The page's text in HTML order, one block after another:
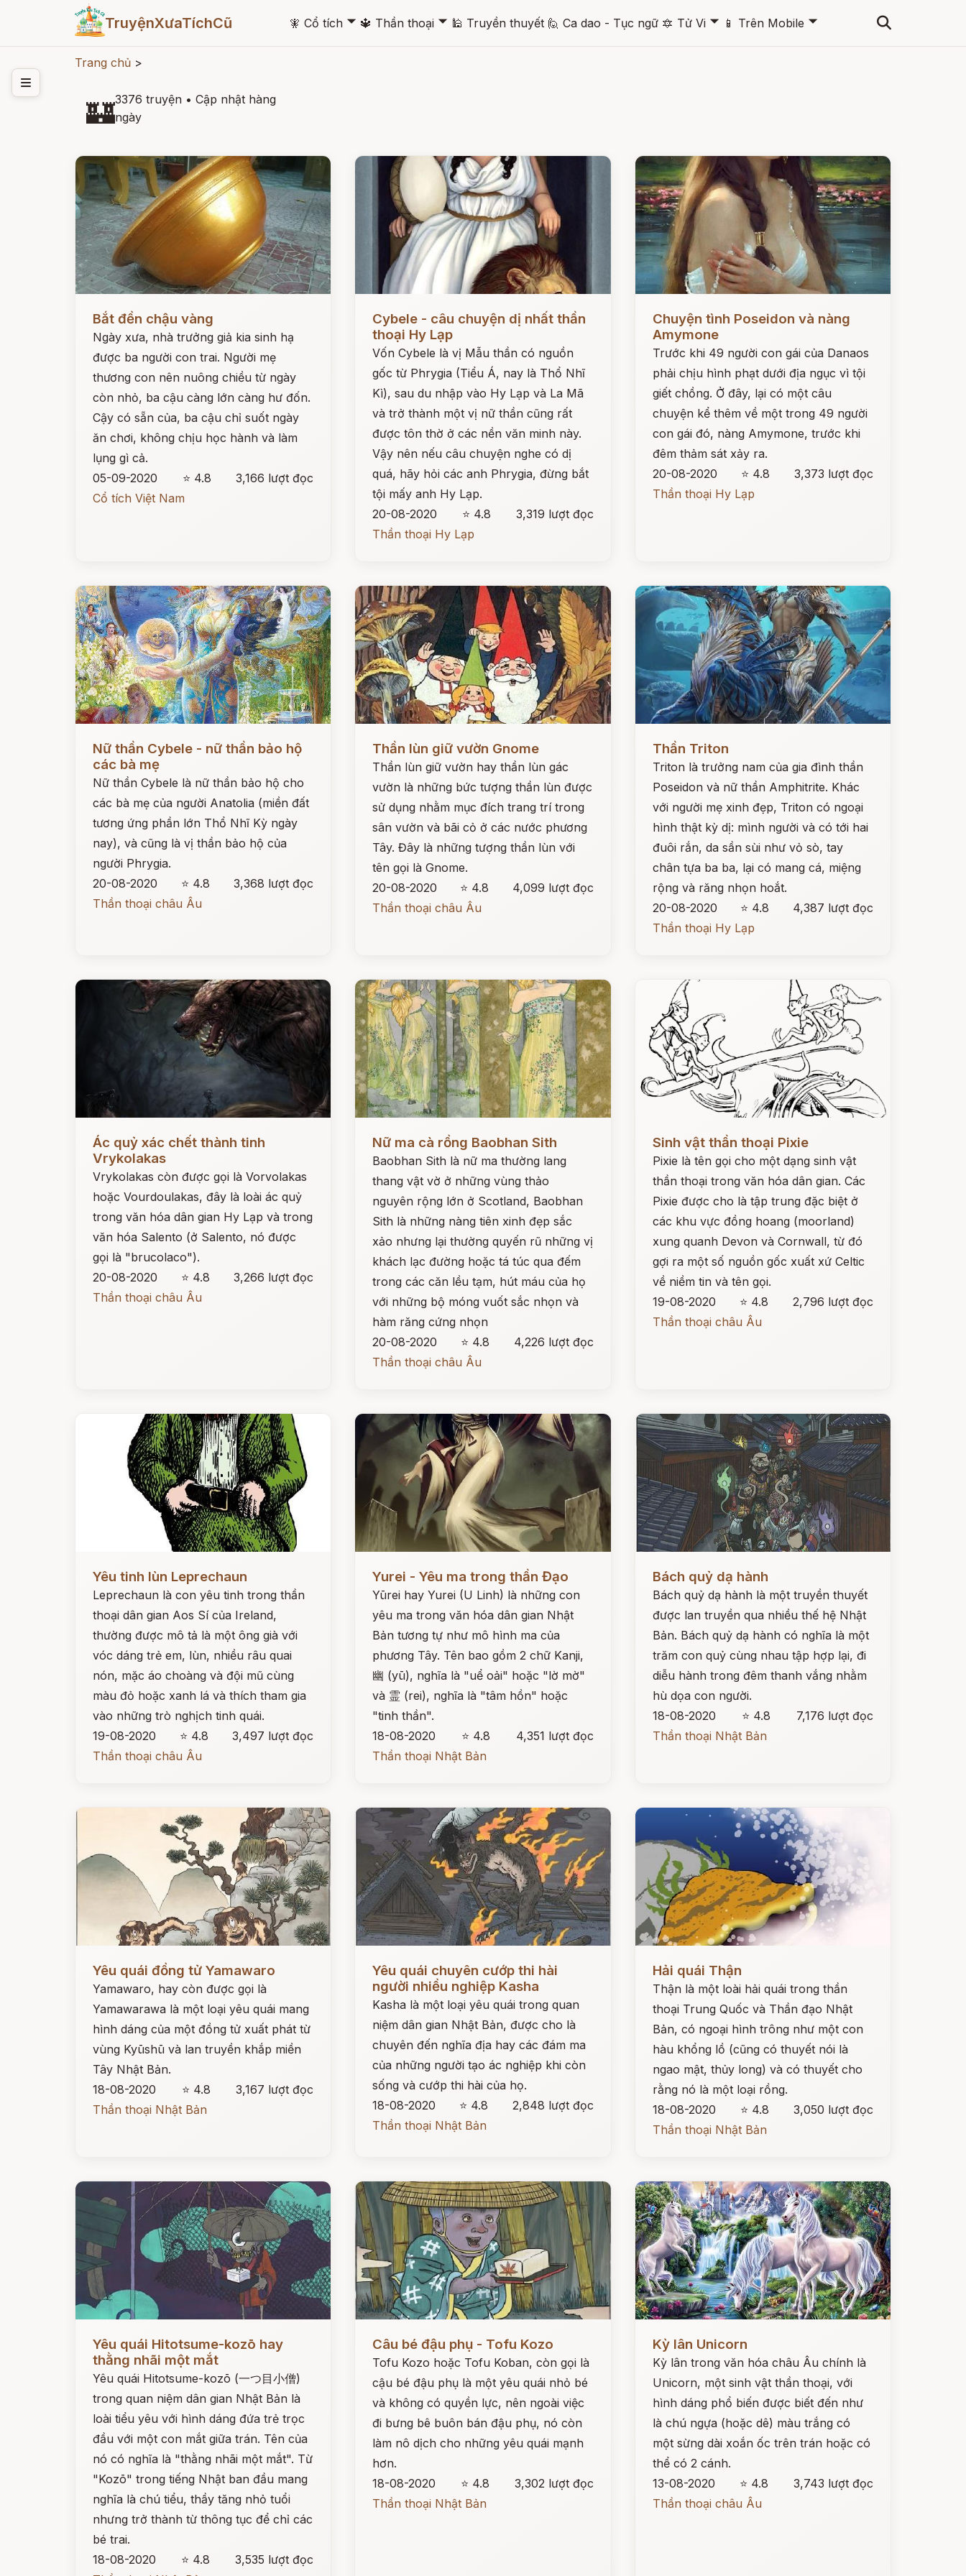
TruyệnXưaTíchCũ 🧚 Cổ tích 🞃 🔱 Thần thoại 🞃 🕌 Truyền thuyết 🙋 Ca dao - Tục ngữ 🔯 Tử Vi 🞃 📱 Trên Mobile 🞃
Trang chủ >
🏰3376 truyện • Cập nhật hàng
ngày
Đọc ngay
Bắt đền chậu vàng
Ngày xưa, nhà trưởng giả kia sinh hạ
được ba người con trai. Người mẹ
thương con nên nuông chiều từ ngày
còn nhỏ, ba cậu càng lớn càng hư đốn.
Cậy có sẵn của, ba cậu chỉ suốt ngày
ăn chơi, không chịu học hành và làm
lụng gì cả.
05-09-2020
⭐ 4.8
3,166 lượt đọc
Cổ tích Việt Nam
Cybele - câu chuyện dị nhất thần
thoại Hy Lạp
Vốn Cybele là vị Mẫu thần có nguồn
gốc từ Phrygia (Tiểu Á, nay là Thổ Nhĩ
Kì), sau du nhập vào Hy Lạp và La Mã
và trở thành một vị nữ thần cũng rất
được tôn thờ ở các nền văn minh này.
Vậy nên nếu câu chuyện nghe có dị
quá, hãy hỏi các anh Phrygia, đừng bắt
tội mấy anh Hy Lạp.
20-08-2020
⭐ 4.8
3,319 lượt đọc
Thần thoại Hy Lạp
Chuyện tình Poseidon và nàng
Amymone
Trước khi 49 người con gái của Danaos
phải chịu hình phạt dưới địa ngục vì tội
giết chồng. Ở đây, lại có một câu
chuyện kể thêm về một trong 49 người
con gái đó, nàng Amymone, trước khi
đêm thảm sát xảy ra.
20-08-2020
⭐ 4.8
3,373 lượt đọc
Thần thoại Hy Lạp
Nữ thần Cybele - nữ thần bảo hộ
các bà mẹ
Nữ thần Cybele là nữ thần bảo hộ cho
các bà mẹ của người Anatolia (miền đất
tương ứng phần lớn Thổ Nhĩ Kỳ ngày
nay), và cũng là vị thần bảo hộ của
người Phrygia.
20-08-2020
⭐ 4.8
3,368 lượt đọc
Thần thoại châu Âu
Đọc ngay
Thần lùn giữ vườn Gnome
Thần lùn giữ vườn hay thần lùn gác
vườn là những bức tượng thần lùn được
sử dụng nhằm mục đích trang trí trong
sân vườn và bãi cỏ ở các nước phương
Tây. Đây là những tượng thần lùn với
tên gọi là Gnome.
20-08-2020
⭐ 4.8
4,099 lượt đọc
Thần thoại châu Âu
Đọc ngay
Thần Triton
Triton là trưởng nam của gia đình thần
Poseidon và nữ thần Amphitrite. Khác
với người mẹ xinh đẹp, Triton có ngoại
hình thật kỳ dị: mình người và có tới hai
đuôi rắn, da sần sùi như vỏ sò, tay
chân tựa ba ba, lại có mang cá, miệng
rộng và răng nhọn hoắt.
20-08-2020
⭐ 4.8
4,387 lượt đọc
Thần thoại Hy Lạp
Đọc ngay
Ác quỷ xác chết thành tinh
Vrykolakas
Vrykolakas còn được gọi là Vorvolakas
hoặc Vourdoulakas, đây là loài ác quỷ
trong văn hóa dân gian Hy Lạp và trong
văn hóa Salento (ở Salento, nó được
gọi là "brucolaco").
20-08-2020
⭐ 4.8
3,266 lượt đọc
Thần thoại châu Âu
Nữ ma cà rồng Baobhan Sith
Baobhan Sith là nữ ma thường lang
thang vật vờ ở những vùng thảo
nguyên rộng lớn ở Scotland, Baobhan
Sith là những nàng tiên xinh đẹp sắc
xảo nhưng lại thường quyến rũ những vị
khách lạc đường hoặc tá túc qua đếm
trong các căn lều tạm, hút máu của họ
với những bộ móng vuốt sắc nhọn và
hàm răng cứng nhọn
20-08-2020
⭐ 4.8
4,226 lượt đọc
Thần thoại châu Âu
Sinh vật thần thoại Pixie
Pixie là tên gọi cho một dạng sinh vật
thần thoại trong văn hóa dân gian. Các
Pixie được cho là tập trung đặc biệt ở
các khu vực đồng hoang (moorland)
xung quanh Devon và Cornwall, từ đó
gợi ra một số nguồn gốc xuất xứ Celtic
về niềm tin và tên gọi.
19-08-2020
⭐ 4.8
2,796 lượt đọc
Thần thoại châu Âu
Yêu tinh lùn Leprechaun
Leprechaun là con yêu tinh trong thần
thoại dân gian Aos Sí của Ireland,
thường được mô tả là một ông già với
vóc dáng trẻ em, lùn, nhiều râu quai
nón, mặc áo choàng và đội mũ cùng
màu đỏ hoặc xanh lá và thích tham gia
vào những trò nghịch tinh quái.
19-08-2020
⭐ 4.8
3,497 lượt đọc
Thần thoại châu Âu
Yurei - Yêu ma trong thần Đạo
Yūrei hay Yurei (U Linh) là những con
yêu ma trong văn hóa dân gian Nhật
Bản tương tự như mô hình ma của
phương Tây. Tên bao gồm 2 chữ Kanji,
幽 (yū), nghĩa là "uể oải" hoặc "lờ mờ"
và 霊 (rei), nghĩa là "tâm hồn" hoặc
"tinh thần".
18-08-2020
⭐ 4.8
4,351 lượt đọc
Thần thoại Nhật Bản
Bách quỷ dạ hành
Bách quỷ dạ hành là một truyền thuyết
được lan truyền qua nhiều thế hệ Nhật
Bản. Bách quỷ dạ hành có nghĩa là một
trăm con quỷ cùng nhau tập hợp lại, đi
diễu hành trong đêm thanh vắng nhằm
hù dọa con người.
18-08-2020
⭐ 4.8
7,176 lượt đọc
Thần thoại Nhật Bản
Yêu quái đồng tử Yamawaro
Yamawaro, hay còn được gọi là
Yamawarawa là một loại yêu quái mang
hình dáng của một đồng tử xuất phát từ
vùng Kyūshū và lan truyền khắp miền
Tây Nhật Bản.
18-08-2020
⭐ 4.8
3,167 lượt đọc
Thần thoại Nhật Bản
Yêu quái chuyên cướp thi hài
người nhiều nghiệp Kasha
Kasha là một loại yêu quái trong quan
niệm dân gian Nhật Bản, được cho là
chuyên đến nghĩa địa hay các đám ma
của những người tạo ác nghiệp khi còn
sống và cướp thi hài của họ.
18-08-2020
⭐ 4.8
2,848 lượt đọc
Thần thoại Nhật Bản
Hải quái Thận
Thận là một loài hải quái trong thần
thoại Trung Quốc và Thần đạo Nhật
Bản, có ngoại hình trông như một con
hàu khổng lồ (cũng có thuyết nói là
ngao mật, thủy long) và có thuyết cho
rằng nó là một loại rồng.
18-08-2020
⭐ 4.8
3,050 lượt đọc
Thần thoại Nhật Bản
Yêu quái Hitotsume-kozō hay
thằng nhãi một mắt
Yêu quái Hitotsume-kozō (一つ目小僧)
trong quan niệm dân gian Nhật Bản là
loài tiểu yêu với hình dáng đứa trẻ trọc
đầu với một con mắt giữa trán. Tên của
nó có nghĩa là "thằng nhãi một mắt". Từ
"Kozō" trong tiếng Nhật ban đầu mang
nghĩa là chú tiểu, thầy tăng nhỏ tuổi
nhưng trở thành từ thông tục để chỉ các
bé trai.
18-08-2020
⭐ 4.8
3,535 lượt đọc
Câu bé đậu phụ - Tofu Kozo
Tofu Kozo hoặc Tofu Koban, còn gọi là
cậu bé đậu phụ là một yêu quái nhỏ bé
và không có quyền lực, nên ngoài việc
đi bưng bê buôn bán đậu phụ, nó còn
làm nô dịch cho những yêu quái mạnh
hơn.
18-08-2020
⭐ 4.8
3,302 lượt đọc
Thần thoại Nhật Bản
Kỳ lân Unicorn
Kỳ lân trong văn hóa châu Âu chính là
Unicorn, một sinh vật thần thoại, với
hình dáng phổ biến được biết đến như
là chú ngựa (hoặc dê) màu trắng có
một sừng dài xoắn ốc trên trán hoặc có
thể có 2 cánh.
13-08-2020
⭐ 4.8
3,743 lượt đọc
Thần thoại châu Âu